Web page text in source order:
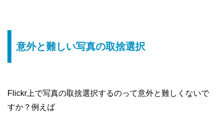
意外と難しい写真の取捨選択
Flickr上で写真の取捨選択するのって意外と難しくないで
すか？例えば